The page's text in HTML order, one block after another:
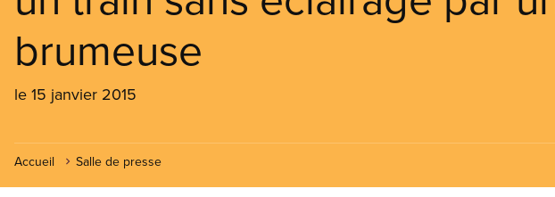
brumeuse
le 15 janvier 2015
Accueil Salle de presse